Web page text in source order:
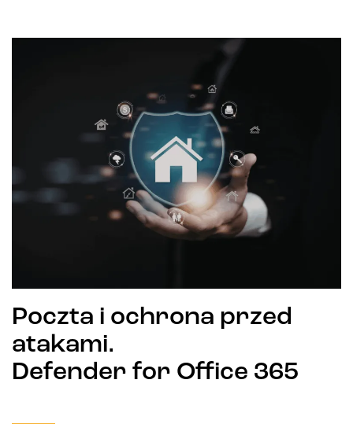
Poczta i ochrona przed
atakami.
Defender for Office 365